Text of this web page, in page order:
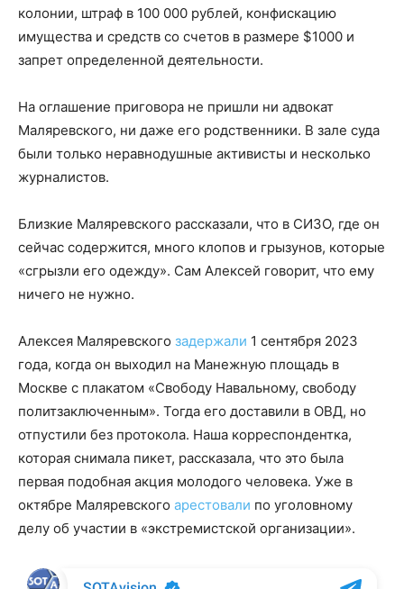
колонии, штраф в 100 000 рублей, конфискацию
имущества и средств со счетов в размере $1000 и
запрет определенной деятельности.
На оглашение приговора не пришли ни адвокат
Маляревского, ни даже его родственники. В зале суда
были только неравнодушные активисты и несколько
журналистов.
Близкие Маляревского рассказали, что в СИЗО, где он
сейчас содержится, много клопов и грызунов, которые
«сгрызли его одежду». Сам Алексей говорит, что ему
ничего не нужно.
Алексея Маляревского задержали 1 сентября 2023
года, когда он выходил на Манежную площадь в
Москве с плакатом «Свободу Навальному, свободу
политзаключенным». Тогда его доставили в ОВД, но
отпустили без протокола. Наша корреспондентка,
которая снимала пикет, рассказала, что это была
первая подобная акция молодого человека. Уже в
октябре Маляревского арестовали по уголовному
делу об участии в «экстремистской организации».